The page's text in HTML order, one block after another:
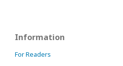
Information
For Readers